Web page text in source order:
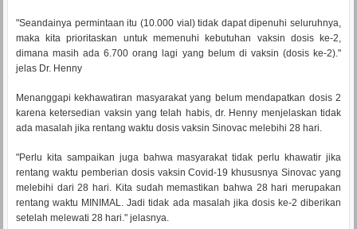
"Seandainya permintaan itu (10.000 vial) tidak dapat dipenuhi seluruhnya,
maka kita prioritaskan untuk memenuhi kebutuhan vaksin dosis ke-2,
dimana masih ada 6.700 orang lagi yang belum di vaksin (dosis ke-2)."
jelas Dr. Henny
Menanggapi kekhawatiran masyarakat yang belum mendapatkan dosis 2
karena ketersedian vaksin yang telah habis, dr. Henny menjelaskan tidak
ada masalah jika rentang waktu dosis vaksin Sinovac melebihi 28 hari.
"Perlu kita sampaikan juga bahwa masyarakat tidak perlu khawatir jika
rentang waktu pemberian dosis vaksin Covid-19 khususnya Sinovac yang
melebihi dari 28 hari. Kita sudah memastikan bahwa 28 hari merupakan
rentang waktu MINIMAL. Jadi tidak ada masalah jika dosis ke-2 diberikan
setelah melewati 28 hari." jelasnya.